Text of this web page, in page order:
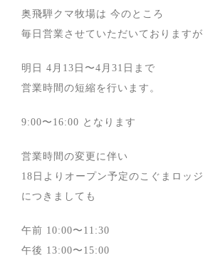
奥飛騨クマ牧場は 今のところ
毎日営業させていただいておりますが
明日 4月13日〜4月31日まで
営業時間の短縮を行います。
9:00〜16:00 となります
営業時間の変更に伴い
18日よりオープン予定のこぐまロッジ
につきましても
午前 10:00〜11:30
午後 13:00〜15:00